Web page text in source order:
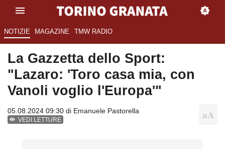
NOTIZIE MAGAZINE TMW RADIO
La Gazzetta dello Sport:
"Lazaro: 'Toro casa mia, con
Vanoli voglio l'Europa'"
05.08.2024 09:30 di Emanuele Pastorella
VEDI LETTURE